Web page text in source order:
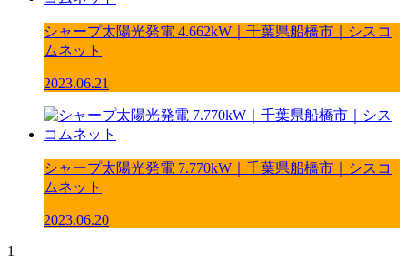
シャープ太陽光発電 4.662kW｜千葉県船橋市｜シスコ
ムネット
2023.06.21
シャープ太陽光発電 7.770kW｜千葉県船橋市｜シスコ
ムネット
2023.06.20
1